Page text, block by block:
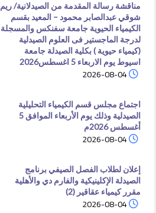
مناقشة رسالة المقدمة من الصيدلانية/ ريم
شوقي عبدالصابر محمود – المعيد بقسم
الكيمياء الحيوية جامعة سفنكس والمسجلة
لدرجة الماجستير فى العلوم الصيدلية
(كيمياء حيوية ) بكلية الصيدلة جامعة
اسيوط يوم الاربعاء 5 اغسطس2026
2026-08-04
اجتماع مجلس قسم الكيمياء التحليلية
الصيدلية وذلك يوم الأربعاء الموافق 5
أغسطس 2026م
2026-08-04
إعلان لطلاب الفصل الصيفي برنامج
الصيدلة الإكلينيكية والفارم دي والأهلية
مقرر كيمياء عقاقير (2)
2026-08-04